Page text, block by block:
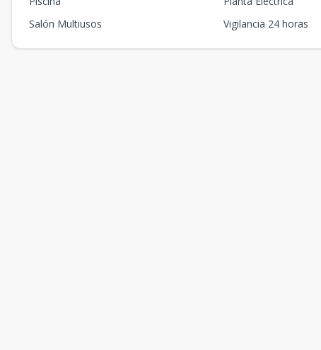
Salón Multiusos
Vigilancia 24 horas